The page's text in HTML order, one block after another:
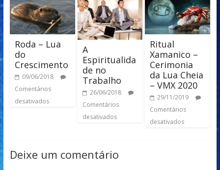
Roda – Lua
do
Crescimento
09/06/2018
Comentários
desativados
A
Espiritualida
de no
Trabalho
26/06/2018
Comentários
desativados
Ritual
Xamanico –
Cerimonia
da Lua Cheia
– VMX 2020
29/11/2019
Comentários
desativados
Deixe um comentário